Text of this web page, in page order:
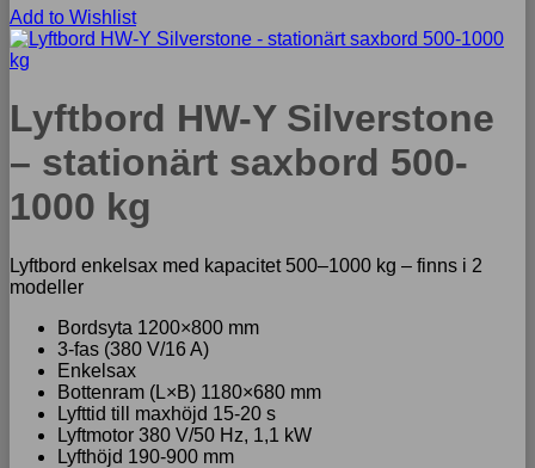
Add to Wishlist
Lyftbord HW-Y Silverstone
– stationärt saxbord 500-
1000 kg
Lyftbord enkelsax med kapacitet 500–1000 kg – finns i 2
modeller
Bordsyta 1200×800 mm
3-fas (380 V/16 A)
Enkelsax
Bottenram (L×B) 1180×680 mm
Lyfttid till maxhöjd 15-20 s
Lyftmotor 380 V/50 Hz, 1,1 kW
Lyfthöjd 190-900 mm